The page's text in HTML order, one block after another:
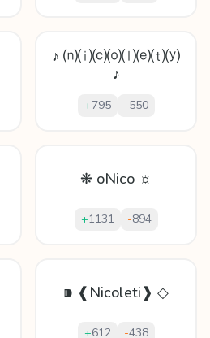
♪ ⒩⒤⒞⒪⒧⒠⒯⒴
♪
+795 -550
❋ oNico ☼
+1131 -894
⁍ ❰Nicoleti❱ ◇
+612 -438